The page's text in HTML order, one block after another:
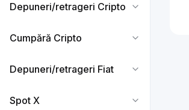
Depuneri/retrageri Cripto
Cumpără Cripto
Depuneri/retrageri Fiat
Spot X